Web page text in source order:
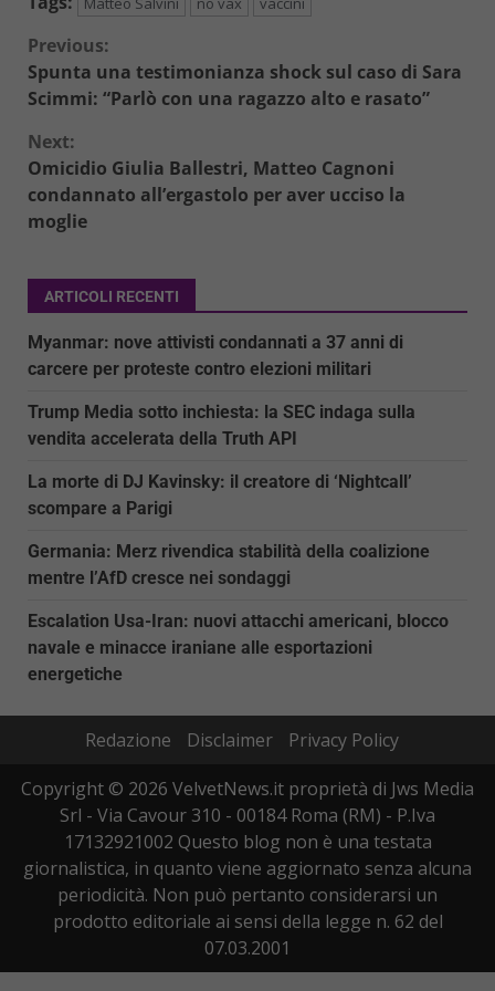
Continue
Reading
Previous:
Spunta una testimonianza shock sul caso di Sara
Scimmi: “Parlò con una ragazzo alto e rasato”
Next:
Omicidio Giulia Ballestri, Matteo Cagnoni
condannato all’ergastolo per aver ucciso la
moglie
ARTICOLI RECENTI
Myanmar: nove attivisti condannati a 37 anni di
carcere per proteste contro elezioni militari
Trump Media sotto inchiesta: la SEC indaga sulla
vendita accelerata della Truth API
La morte di DJ Kavinsky: il creatore di ‘Nightcall’
scompare a Parigi
Germania: Merz rivendica stabilità della coalizione
mentre l’AfD cresce nei sondaggi
Escalation Usa-Iran: nuovi attacchi americani, blocco
navale e minacce iraniane alle esportazioni
energetiche
Redazione Disclaimer
Privacy Policy
Copyright © 2026 VelvetNews.it proprietà di Jws Media
Srl - Via Cavour 310 - 00184 Roma (RM) - P.Iva
17132921002 Questo blog non è una testata
giornalistica, in quanto viene aggiornato senza alcuna
periodicità. Non può pertanto considerarsi un
prodotto editoriale ai sensi della legge n. 62 del
07.03.2001